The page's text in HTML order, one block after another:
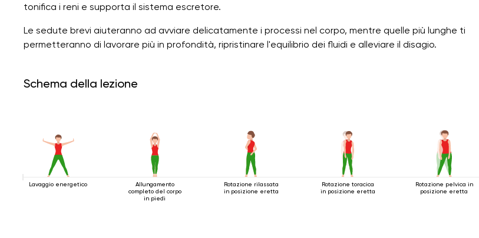
tonifica i reni e supporta il sistema escretore.
Le sedute brevi aiuteranno ad avviare delicatamente i processi nel corpo, mentre quelle più lunghe ti
permetteranno di lavorare più in profondità, ripristinare l'equilibrio dei fluidi e alleviare il disagio.
Schema della lezione
Lavaggio energetico
Allungamento
completo del corpo
in piedi
Rotazione rilassata
in posizione eretta
Rotazione toracica
in posizione eretta
Rotazione pelvica in
posizione eretta